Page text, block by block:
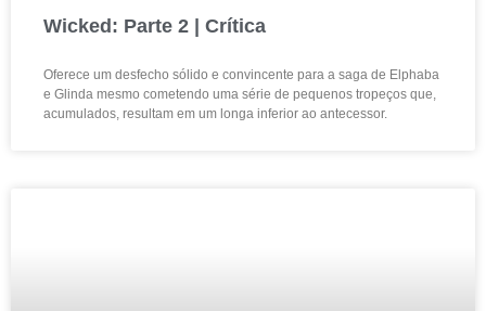
Wicked: Parte 2 | Crítica
Oferece um desfecho sólido e convincente para a saga de Elphaba
e Glinda mesmo cometendo uma série de pequenos tropeços que,
acumulados, resultam em um longa inferior ao antecessor.